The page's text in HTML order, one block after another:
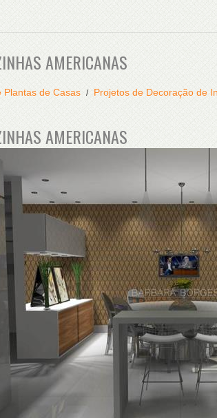
AMERICANAS
Plantas de Casas Projetos de Decoração de
AMERICANAS